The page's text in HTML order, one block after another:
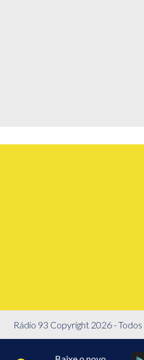
Rádio 93 Copyright 2026 -